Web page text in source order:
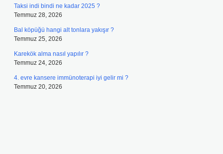
Taksi indi bindi ne kadar 2025 ?
Temmuz 28, 2026
Bal köpüğü hangi alt tonlara yakışır ?
Temmuz 25, 2026
Karekök alma nasıl yapılır ?
Temmuz 24, 2026
4. evre kansere immünoterapi iyi gelir mi ?
Temmuz 20, 2026